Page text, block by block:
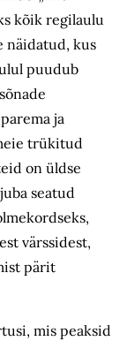
kõik regilaulu
näidatud, kus
puudub
ja
trükitud
on üldse
seatud
värssidest,
pärit
mis peaksid